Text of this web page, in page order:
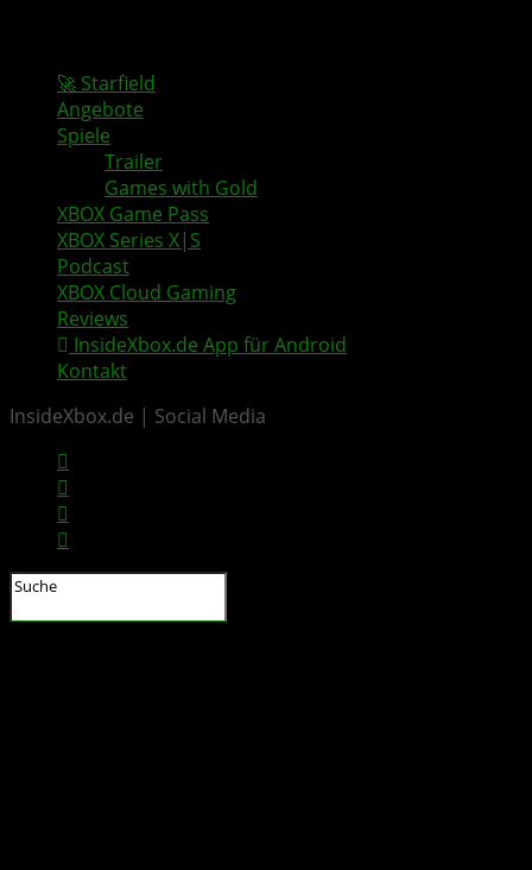
🚀 Starfield
Angebote
Spiele
Trailer
Games with Gold
XBOX Game Pass
XBOX Series X|S
Podcast
XBOX Cloud Gaming
Reviews
InsideXbox.de App für Android
Kontakt
InsideXbox.de | Social Media